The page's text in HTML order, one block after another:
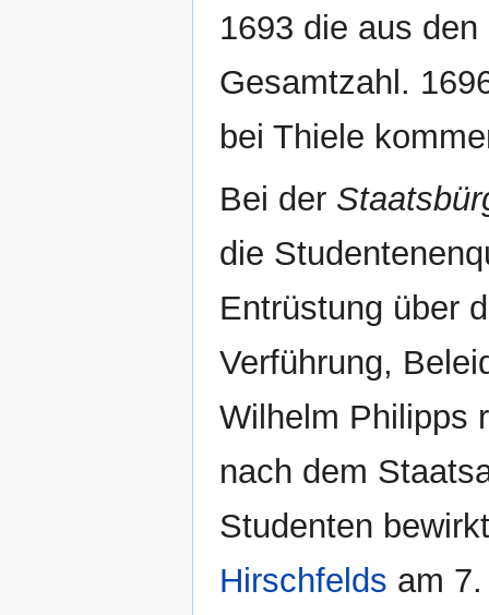
1693 die aus
Gesamtzahl.
bei Thiele
Bei der
die
Entrüstung über
Verführung,
Wilhelm Philipps
nach dem
Studenten
Hirschfelds am